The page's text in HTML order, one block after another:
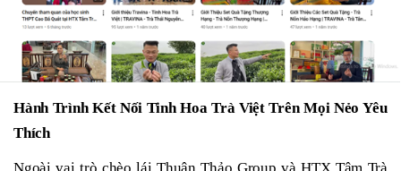
Hành Trình Kết Nối Tinh Hoa Trà Việt Trên Mọi Nẻo Yêu
Thích